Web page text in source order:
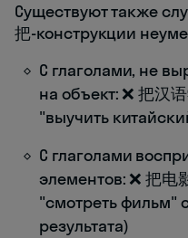
Существуют также
把-конструкции
С глаголами, не
на объект: ❌ 把汉
"выучить
С глаголами
элементов: ❌ 把电
"смотреть фильм"
результата)